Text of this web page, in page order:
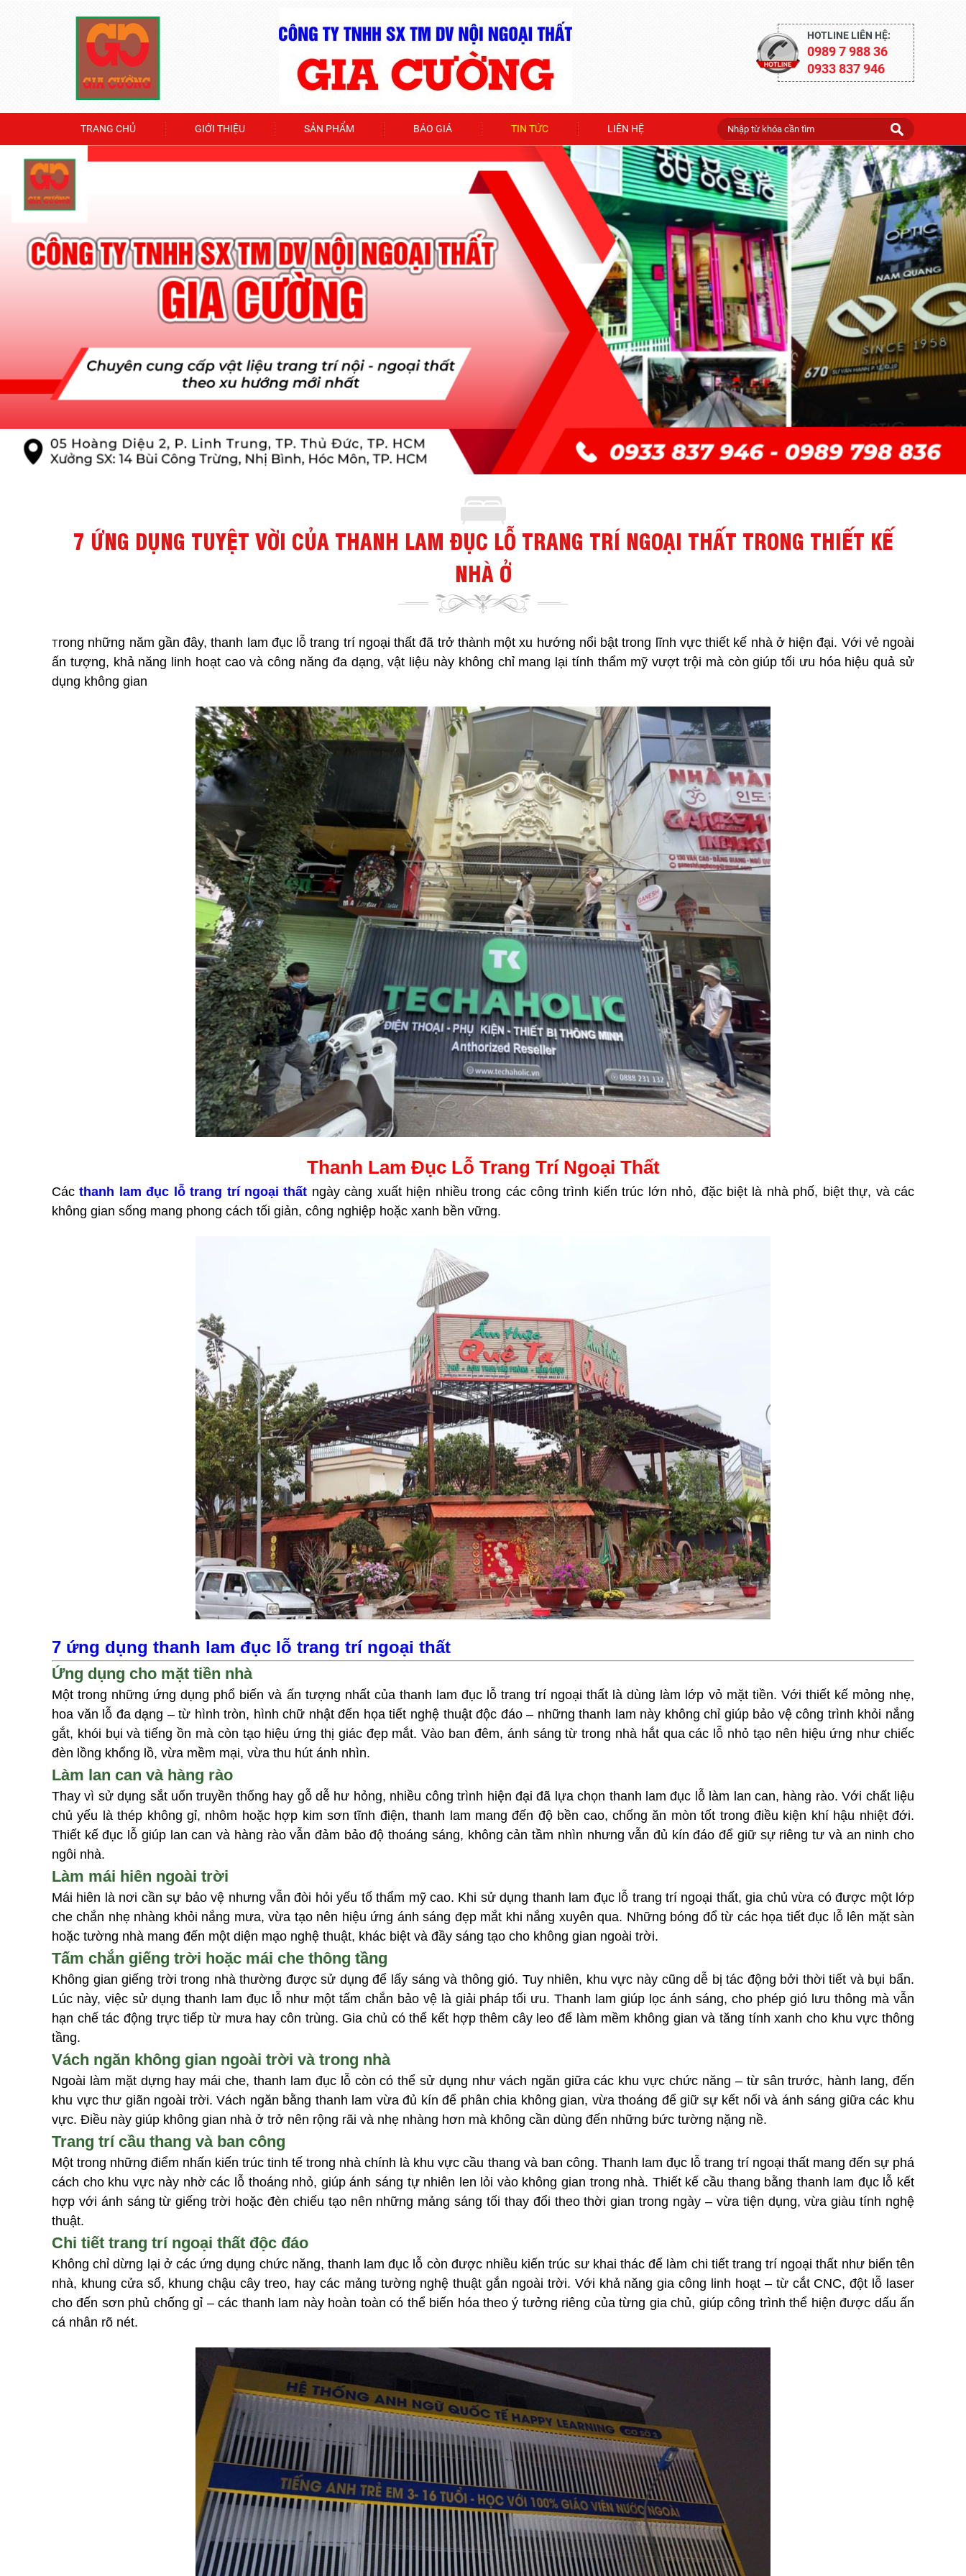
HOTLINE LIÊN HỆ:
0989 7 988 36
0933 837 946
TRANG CHỦ GIỚI THIỆU SẢN PHẨM BÁO GIÁ TIN TỨC LIÊN HỆ
7 ỨNG DỤNG TUYỆT VỜI CỦA THANH LAM ĐỤC LỖ TRANG TRÍ NGOẠI THẤT TRONG THIẾT KẾ
NHÀ Ở
Trong những năm gần đây, thanh lam đục lỗ trang trí ngoại thất đã trở thành một xu hướng nổi bật trong lĩnh vực thiết kế nhà ở hiện đại. Với vẻ ngoài
ấn tượng, khả năng linh hoạt cao và công năng đa dạng, vật liệu này không chỉ mang lại tính thẩm mỹ vượt trội mà còn giúp tối ưu hóa hiệu quả sử
dụng không gian
Thanh Lam Đục Lỗ Trang Trí Ngoại Thất
Cácthanh lam đục lỗ trang trí ngoại thất ngày càng xuất hiện nhiều trong các công trình kiến trúc lớn nhỏ, đặc biệt là nhà phố, biệt thự, và các
không gian sống mang phong cách tối giản, công nghiệp hoặc xanh bền vững.
7 ứng dụng thanh lam đục lỗ trang trí ngoại thất
Ứng dụng cho mặt tiền nhà
Một trong những ứng dụng phổ biến và ấn tượng nhất của thanh lam đục lỗ trang trí ngoại thất là dùng làm lớp vỏ mặt tiền. Với thiết kế mỏng nhẹ,
hoa văn lỗ đa dạng – từ hình tròn, hình chữ nhật đến họa tiết nghệ thuật độc đáo – những thanh lam này không chỉ giúp bảo vệ công trình khỏi nắng
gắt, khói bụi và tiếng ồn mà còn tạo hiệu ứng thị giác đẹp mắt. Vào ban đêm, ánh sáng từ trong nhà hắt qua các lỗ nhỏ tạo nên hiệu ứng như chiếc
đèn lồng khổng lồ, vừa mềm mại, vừa thu hút ánh nhìn.
Làm lan can và hàng rào
Thay vì sử dụng sắt uốn truyền thống hay gỗ dễ hư hỏng, nhiều công trình hiện đại đã lựa chọn thanh lam đục lỗ làm lan can, hàng rào. Với chất liệu
chủ yếu là thép không gỉ, nhôm hoặc hợp kim sơn tĩnh điện, thanh lam mang đến độ bền cao, chống ăn mòn tốt trong điều kiện khí hậu nhiệt đới.
Thiết kế đục lỗ giúp lan can và hàng rào vẫn đảm bảo độ thoáng sáng, không cản tầm nhìn nhưng vẫn đủ kín đáo để giữ sự riêng tư và an ninh cho
ngôi nhà.
Làm mái hiên ngoài trời
Mái hiên là nơi cần sự bảo vệ nhưng vẫn đòi hỏi yếu tố thẩm mỹ cao. Khi sử dụng thanh lam đục lỗ trang trí ngoại thất, gia chủ vừa có được một lớp
che chắn nhẹ nhàng khỏi nắng mưa, vừa tạo nên hiệu ứng ánh sáng đẹp mắt khi nắng xuyên qua. Những bóng đổ từ các họa tiết đục lỗ lên mặt sàn
hoặc tường nhà mang đến một diện mạo nghệ thuật, khác biệt và đầy sáng tạo cho không gian ngoài trời.
Tấm chắn giếng trời hoặc mái che thông tầng
Không gian giếng trời trong nhà thường được sử dụng để lấy sáng và thông gió. Tuy nhiên, khu vực này cũng dễ bị tác động bởi thời tiết và bụi bẩn.
Lúc này, việc sử dụng thanh lam đục lỗ như một tấm chắn bảo vệ là giải pháp tối ưu. Thanh lam giúp lọc ánh sáng, cho phép gió lưu thông mà vẫn
hạn chế tác động trực tiếp từ mưa hay côn trùng. Gia chủ có thể kết hợp thêm cây leo để làm mềm không gian và tăng tính xanh cho khu vực thông
tầng.
Vách ngăn không gian ngoài trời và trong nhà
Ngoài làm mặt dựng hay mái che, thanh lam đục lỗ còn có thể sử dụng như vách ngăn giữa các khu vực chức năng – từ sân trước, hành lang, đến
khu vực thư giãn ngoài trời. Vách ngăn bằng thanh lam vừa đủ kín để phân chia không gian, vừa thoáng để giữ sự kết nối và ánh sáng giữa các khu
vực. Điều này giúp không gian nhà ở trở nên rộng rãi và nhẹ nhàng hơn mà không cần dùng đến những bức tường nặng nề.
Trang trí cầu thang và ban công
Một trong những điểm nhấn kiến trúc tinh tế trong nhà chính là khu vực cầu thang và ban công. Thanh lam đục lỗ trang trí ngoại thất mang đến sự phá
cách cho khu vực này nhờ các lỗ thoáng nhỏ, giúp ánh sáng tự nhiên len lỏi vào không gian trong nhà. Thiết kế cầu thang bằng thanh lam đục lỗ kết
hợp với ánh sáng từ giếng trời hoặc đèn chiếu tạo nên những mảng sáng tối thay đổi theo thời gian trong ngày – vừa tiện dụng, vừa giàu tính nghệ
thuật.
Chi tiết trang trí ngoại thất độc đáo
Không chỉ dừng lại ở các ứng dụng chức năng, thanh lam đục lỗ còn được nhiều kiến trúc sư khai thác để làm chi tiết trang trí ngoại thất như biển tên
nhà, khung cửa sổ, khung chậu cây treo, hay các mảng tường nghệ thuật gắn ngoài trời. Với khả năng gia công linh hoạt – từ cắt CNC, đột lỗ laser
cho đến sơn phủ chống gỉ – các thanh lam này hoàn toàn có thể biến hóa theo ý tưởng riêng của từng gia chủ, giúp công trình thể hiện được dấu ấn
cá nhân rõ nét.